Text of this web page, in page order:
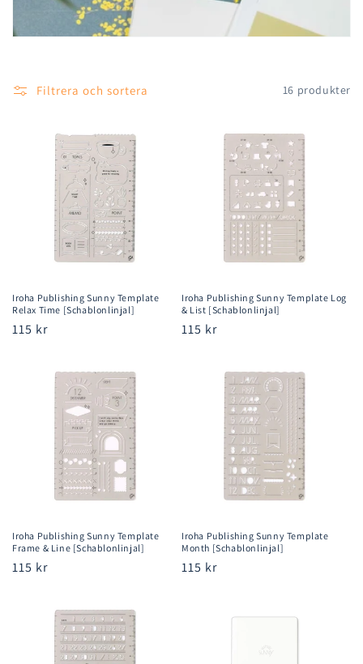
:
Filtrera och sortera 16 produkter
Iroha Publishing Sunny Template
Relax Time [Schablonlinjal]
Ordinarie
115 kr
Iroha Publishing Sunny Template Log
& List [Schablonlinjal]
Ordinarie
115 kr
Iroha Publishing Sunny Template
Frame & Line [Schablonlinjal]
Ordinarie
115 kr
Iroha Publishing Sunny Template
Month [Schablonlinjal]
Ordinarie
115 kr